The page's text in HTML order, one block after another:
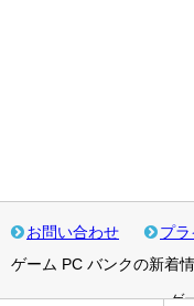
お問い合わせ プ
ゲーム PC バンクの新着
ゲ